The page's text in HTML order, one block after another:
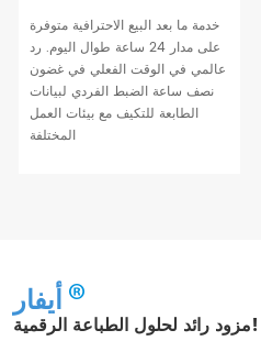
خدمة ما بعد البيع الاحترافية متوفرة
على مدار 24 ساعة طوال اليوم. رد
عالمي في الوقت الفعلي في غضون
نصف ساعة الضبط الفردي لبيانات
الطابعة للتكيف مع بيئات العمل
المختلفة
أيفار
مزود رائد لحلول الطباعة الرقمية!